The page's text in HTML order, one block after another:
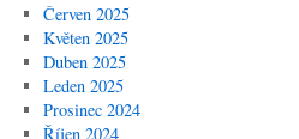
Červen 2025
Květen 2025
Duben 2025
Leden 2025
Prosinec 2024
Říjen 2024